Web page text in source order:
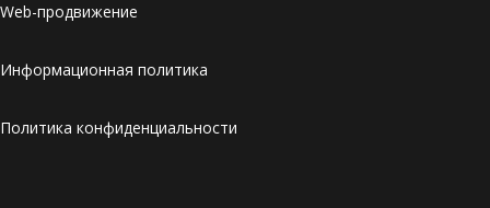
Web-продвижение
Информационная политика
Политика конфиденциальности